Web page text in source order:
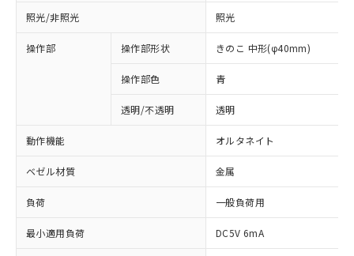
照光/非照光 照光
操作部 操作部形状 きのこ 中形(φ40mm)
操作部色 青
透明/不透明 透明
動作機能 オルタネイト
ベゼル材質 金属
負荷 一般負荷用
最小適用負荷 DC5V 6mA